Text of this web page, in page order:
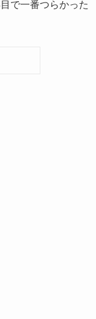
で一番つらかった